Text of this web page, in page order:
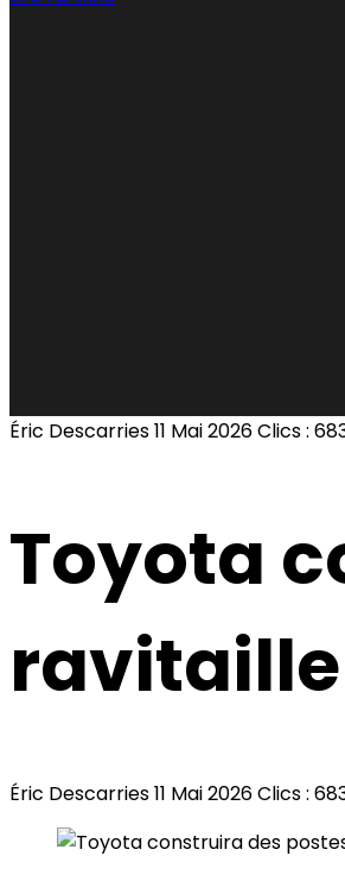
Éric Descarries11 Mai 2026Clics :
Toyota
Éric Descarries11 Mai 2026Clics :